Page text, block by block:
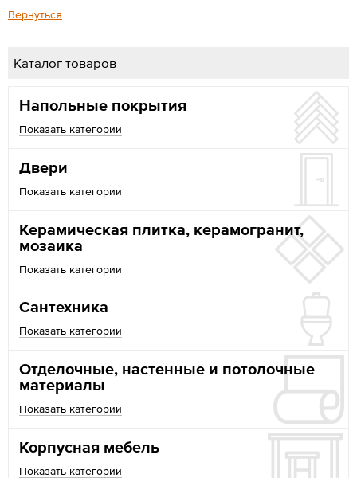
Вернуться
Каталог товаров
Напольные покрытия
Показать категории
Двери
Показать категории
Керамическая плитка, керамогранит,
мозаика
Показать категории
Сантехника
Показать категории
Отделочные, настенные и потолочные
материалы
Показать категории
Корпусная мебель
Показать категории